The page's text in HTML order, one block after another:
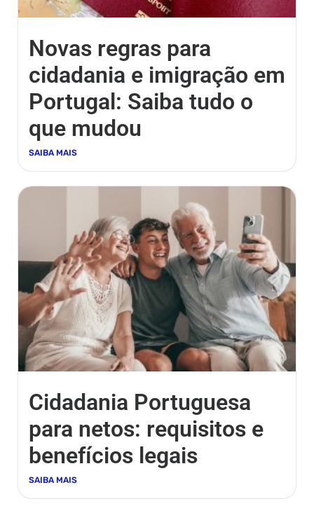
Novas regras para
cidadania e imigração em
Portugal: Saiba tudo o
que mudou
SAIBA MAIS
Cidadania Portuguesa
para netos: requisitos e
benefícios legais
SAIBA MAIS